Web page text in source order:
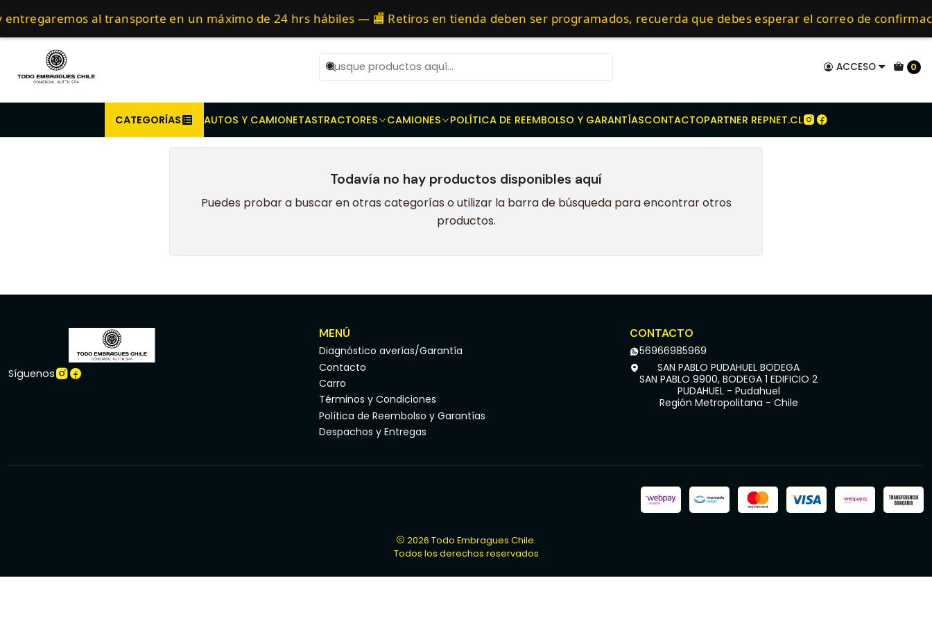
ACCESO 0
al transporte en un máximo de 24 hrs hábiles — 🏬 Retiros en tienda deben ser programados, recuerda que debes esperar el correo de
CATEGORÍAS AUTOS Y CAMIONETASTRACTORES CAMIONES POLÍTICA DE REEMBOLSO Y GARANTÍASCONTACTOPARTNER REPNET.CL
Compra antes de las 10 AM de Lunes a Viernes y entregaremos al transporte en un máximo de 24 hrs hábiles.
Inicio Embragues para camiones y buses - Discos - Prensas - Rodamientos - Kit completo FORD CARGO 9-15
9-15
Todavía no hay productos disponibles aquí
Puedes probar a buscar en otras categorías o utilizar la barra de búsqueda para encontrar otros
productos.
Síguenos
MENÚ
Diagnóstico averías/Garantía
Contacto
Carro
Términos y Condiciones
Política de Reembolso y Garantías
Despachos y Entregas
CONTACTO
56966985969
SAN PABLO PUDAHUEL BODEGA
SAN PABLO 9900, BODEGA 1 EDIFICIO 2
PUDAHUEL - Pudahuel
Región Metropolitana - Chile
2026 Todo Embragues Chile.
Todos los derechos reservados